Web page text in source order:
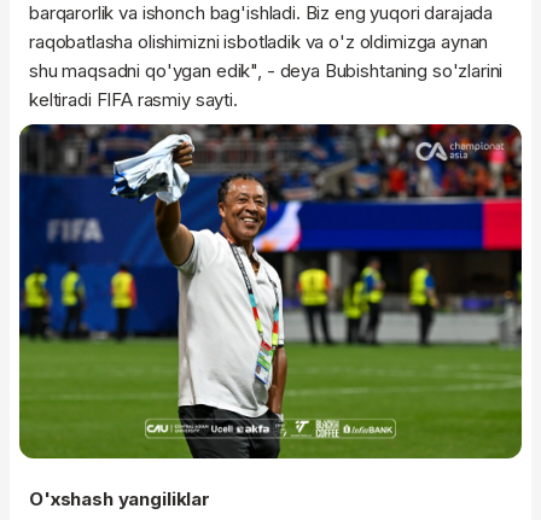
barqarorlik va ishonch bag'ishladi. Biz eng yuqori darajada
raqobatlasha olishimizni isbotladik va o'z oldimizga aynan
shu maqsadni qo'ygan edik", - deya Bubishtaning so'zlarini
keltiradi FIFA rasmiy sayti.
O'xshash yangiliklar